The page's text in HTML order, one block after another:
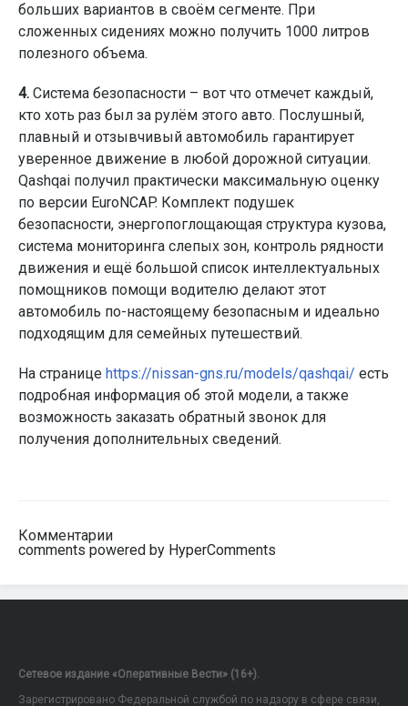
больших вариантов в своём сегменте. При
сложенных сидениях можно получить 1000 литров
полезного объема.
4. Система безопасности – вот что отмечет каждый,
кто хоть раз был за рулём этого авто. Послушный,
плавный и отзывчивый автомобиль гарантирует
уверенное движение в любой дорожной ситуации.
Qashqai получил практически максимальную оценку
по версии EuroNCAP. Комплект подушек
безопасности, энергопоглощающая структура кузова,
система мониторинга слепых зон, контроль рядности
движения и ещё большой список интеллектуальных
помощников помощи водителю делают этот
автомобиль по-настоящему безопасным и идеально
подходящим для семейных путешествий.
На странице https://nissan-gns.ru/models/qashqai/ есть
подробная информация об этой модели, а также
возможность заказать обратный звонок для
получения дополнительных сведений.
Комментарии
comments powered by HyperComments
Сетевое издание «Оперативные Вести» (16+).
Зарегистрировано Федеральной службой по надзору в сфере связи,